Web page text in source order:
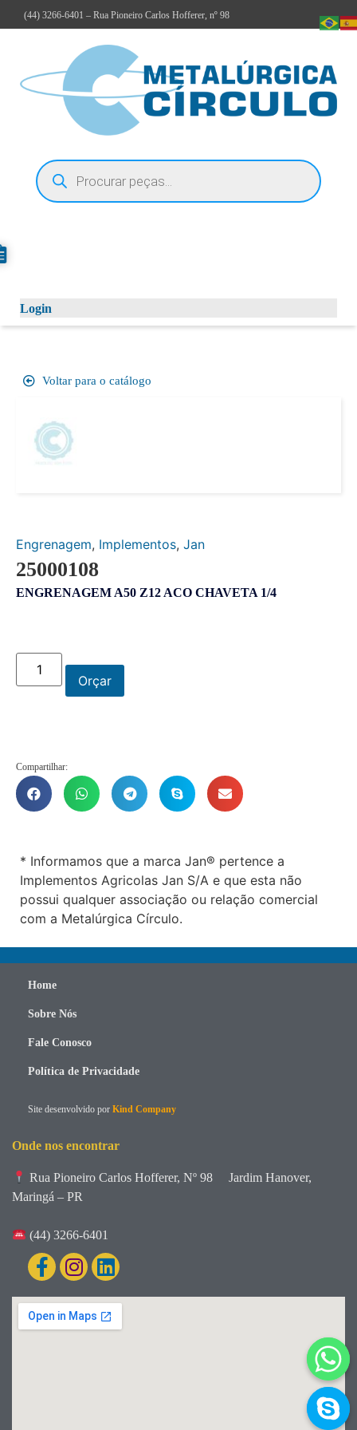
(44) 3266-6401 – Rua Pioneiro Carlos Hofferer, nº 98
Login
Voltar para o catálogo
Engrenagem, Implementos, Jan
25000108
ENGRENAGEM A50 Z12 ACO CHAVETA 1/4
Orçar
Compartilhar:
* Informamos que a marca Jan® pertence a
Implementos Agricolas Jan S/A e que esta não
possui qualquer associação ou relação comercial
com a Metalúrgica Círculo.
Home
Sobre Nós
Fale Conosco
Política de Privacidade
Site desenvolvido por Kind Company
Onde nos encontrar
Rua Pioneiro Carlos Hofferer, Nº 98
Jardim Hanover,
Maringá – PR
(44) 3266-6401